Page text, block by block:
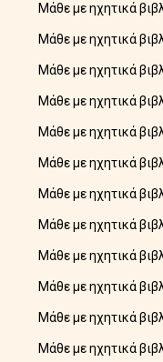
Μάθε με ηχητικά
Μάθε με ηχητικά
Μάθε με ηχητικά
Μάθε με ηχητικά
Μάθε με ηχητικά
Μάθε με ηχητικά
Μάθε με ηχητικά
Μάθε με ηχητικά
Μάθε με ηχητικά
Μάθε με ηχητικά
Μάθε με ηχητικά
Μάθε με ηχητικά